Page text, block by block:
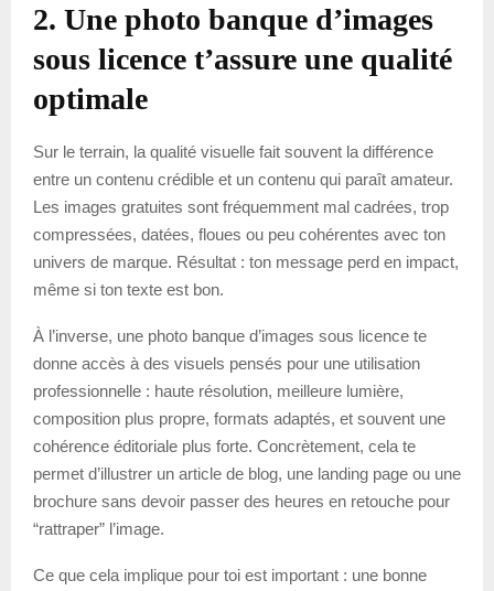
2. Une photo banque d’images
sous licence t’assure une qualité
optimale
Sur le terrain, la qualité visuelle fait souvent la différence
entre un contenu crédible et un contenu qui paraît amateur.
Les images gratuites sont fréquemment mal cadrées, trop
compressées, datées, floues ou peu cohérentes avec ton
univers de marque. Résultat : ton message perd en impact,
même si ton texte est bon.
À l’inverse, une photo banque d’images sous licence te
donne accès à des visuels pensés pour une utilisation
professionnelle : haute résolution, meilleure lumière,
composition plus propre, formats adaptés, et souvent une
cohérence éditoriale plus forte. Concrètement, cela te
permet d’illustrer un article de blog, une landing page ou une
brochure sans devoir passer des heures en retouche pour
“rattraper” l’image.
Ce que cela implique pour toi est important : une bonne